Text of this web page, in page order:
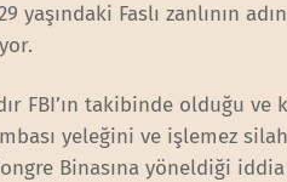
yaşındaki Faslı zanlının
FBI’ın takibinde olduğu ve
yeleğini ve işlemez
Binasına yöneldiği